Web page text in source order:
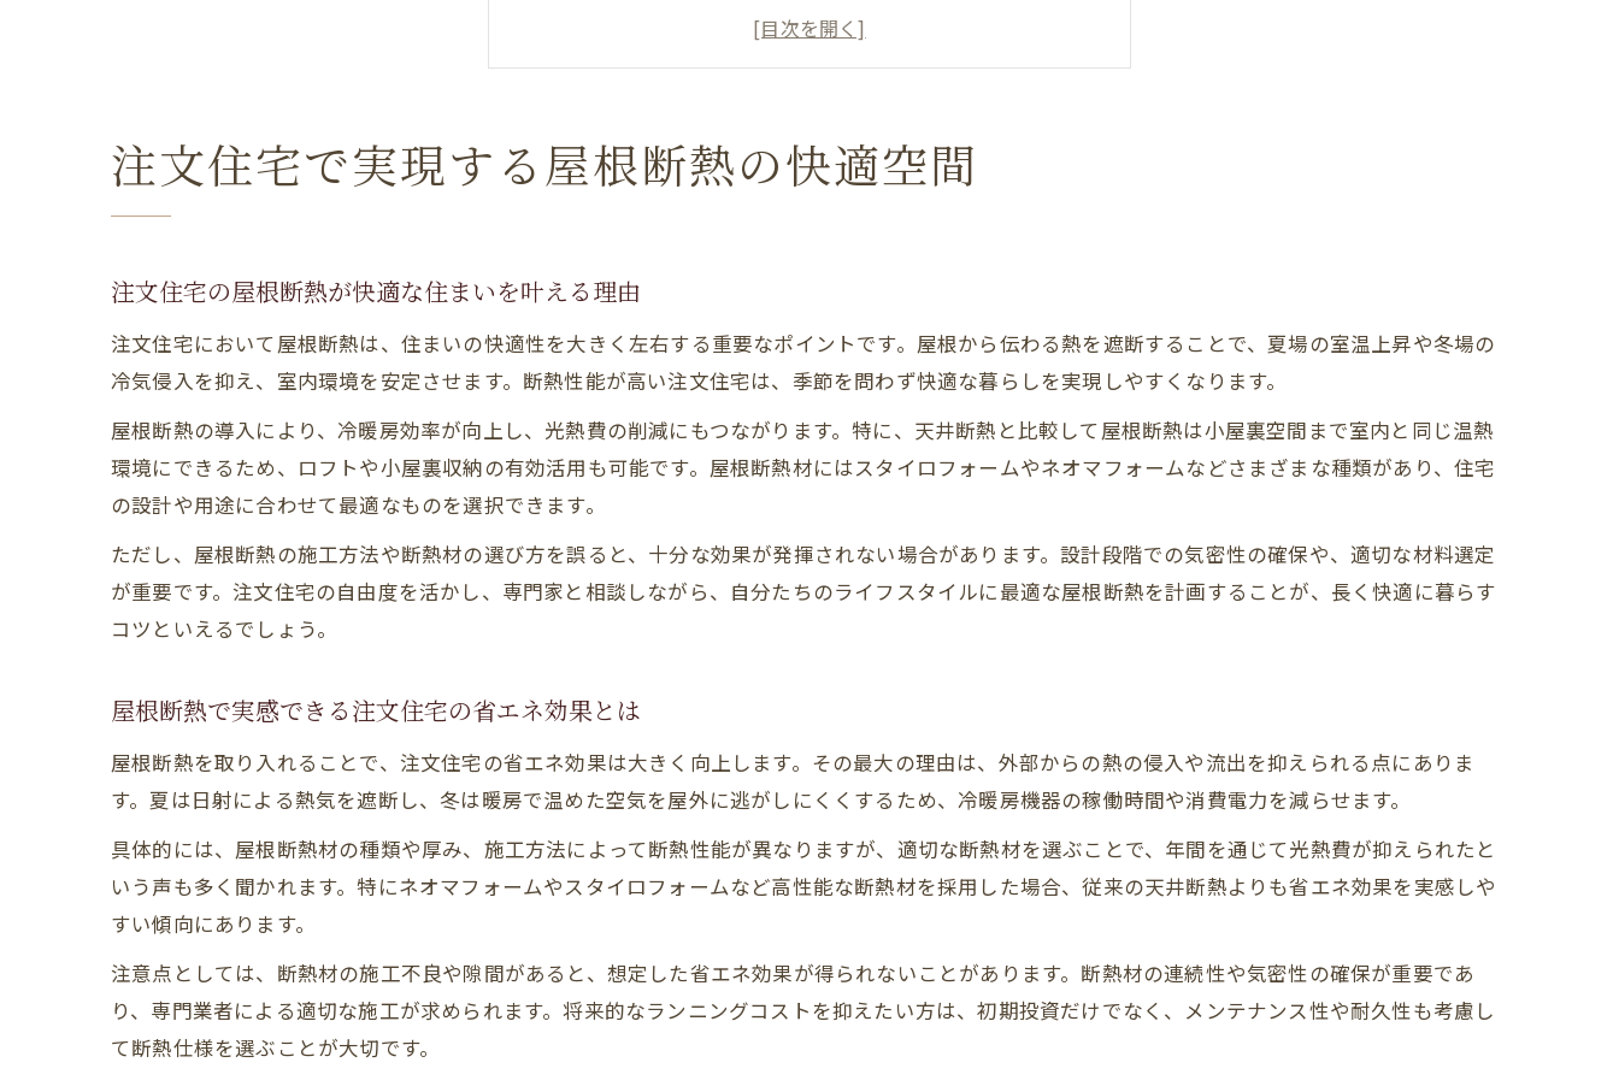
注文住宅ならではの屋根断熱による温熱環境の工夫
屋根断熱が注文住宅の結露やカビ対策に有効な理由
屋根断熱の選び方と注文住宅に適した素材
注文住宅の屋根断熱材の種類と特徴を徹底比較
注文住宅におすすめの屋根断熱材の見極め方
屋根断熱材の選び方で注文住宅の快適性が変わる理由
断熱性能を高めるための屋根工法解説
注文住宅の屋根断熱工法の基礎知識を解説
断熱性能を最大化する屋根断熱施工方法のポイント
注文住宅の屋根断熱で重視したい気密施工の工夫
注文住宅で屋根断熱を選ぶメリットとデメリット
注文住宅の屋根断熱で省エネと快適性を両立する方法
注文住宅の屋根断熱が冷暖房費を抑える理由
屋根断熱と天井断熱のメリット・デメリット比較
注文住宅で実現する屋根断熱の快適空間
注文住宅の屋根断熱が快適な住まいを叶える理由
注文住宅において屋根断熱は、住まいの快適性を大きく左右する重要なポイントです。屋根から伝わる熱を遮断することで、夏場の室温上昇や冬場の
冷気侵入を抑え、室内環境を安定させます。断熱性能が高い注文住宅は、季節を問わず快適な暮らしを実現しやすくなります。
屋根断熱の導入により、冷暖房効率が向上し、光熱費の削減にもつながります。特に、天井断熱と比較して屋根断熱は小屋裏空間まで室内と同じ温熱
環境にできるため、ロフトや小屋裏収納の有効活用も可能です。屋根断熱材にはスタイロフォームやネオマフォームなどさまざまな種類があり、住宅
の設計や用途に合わせて最適なものを選択できます。
ただし、屋根断熱の施工方法や断熱材の選び方を誤ると、十分な効果が発揮されない場合があります。設計段階での気密性の確保や、適切な材料選定
が重要です。注文住宅の自由度を活かし、専門家と相談しながら、自分たちのライフスタイルに最適な屋根断熱を計画することが、長く快適に暮らす
コツといえるでしょう。
屋根断熱で実感できる注文住宅の省エネ効果とは
屋根断熱を取り入れることで、注文住宅の省エネ効果は大きく向上します。その最大の理由は、外部からの熱の侵入や流出を抑えられる点にありま
す。夏は日射による熱気を遮断し、冬は暖房で温めた空気を屋外に逃がしにくくするため、冷暖房機器の稼働時間や消費電力を減らせます。
具体的には、屋根断熱材の種類や厚み、施工方法によって断熱性能が異なりますが、適切な断熱材を選ぶことで、年間を通じて光熱費が抑えられたと
いう声も多く聞かれます。特にネオマフォームやスタイロフォームなど高性能な断熱材を採用した場合、従来の天井断熱よりも省エネ効果を実感しや
すい傾向にあります。
注意点としては、断熱材の施工不良や隙間があると、想定した省エネ効果が得られないことがあります。断熱材の連続性や気密性の確保が重要であ
り、専門業者による適切な施工が求められます。将来的なランニングコストを抑えたい方は、初期投資だけでなく、メンテナンス性や耐久性も考慮し
て断熱仕様を選ぶことが大切です。